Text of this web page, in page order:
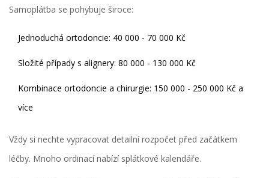
Samoplátba se pohybuje široce:
Jednoduchá ortodoncie: 40 000 - 70 000 Kč
Složité případy s alignery: 80 000 - 130 000 Kč
Kombinace ortodoncie a chirurgie: 150 000 - 250 000 Kč a
více
Vždy si nechte vypracovat detailní rozpočet před začátkem
léčby. Mnoho ordinací nabízí splátkové kalendáře.